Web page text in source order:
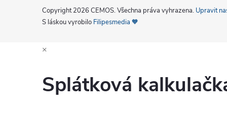
Copyright 2026 CEMOS. Všechna práva vyhrazena. Upravit
S láskou vyrobilo Filipesmedia 🧡
×
Splátková